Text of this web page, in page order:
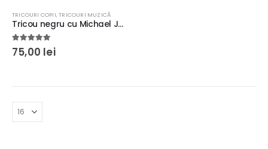
TRICOURI COPII,TRICOURI MUZICĂ
Tricou negru cu Michael Jackson, regular fit, adulţi şi copii
5.00out of 5
75,00 lei